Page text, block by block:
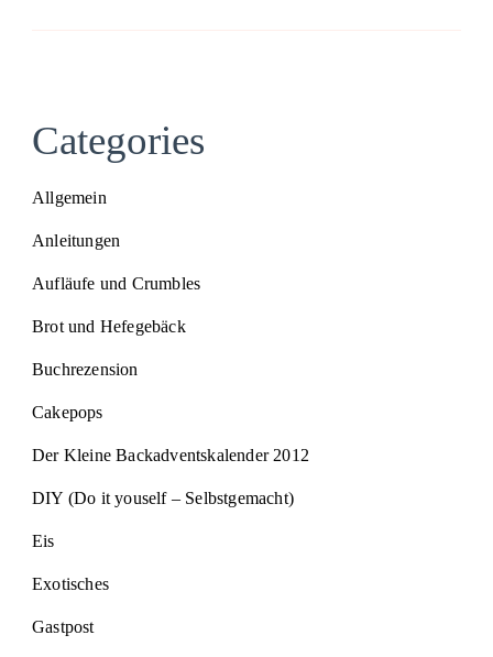
Categories
Allgemein
Anleitungen
Aufläufe und Crumbles
Brot und Hefegebäck
Buchrezension
Cakepops
Der Kleine Backadventskalender 2012
DIY (Do it youself – Selbstgemacht)
Eis
Exotisches
Gastpost